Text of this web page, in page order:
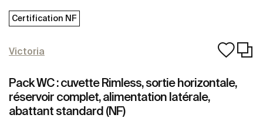
Certification NF
Victoria
Pack WC : cuvette Rimless, sortie horizontale,
réservoir complet, alimentation latérale,
abattant standard (NF)